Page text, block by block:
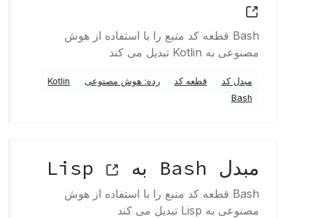
Bash قطعه کد منبع را با استفاده از هوش
مصنوعی به Kotlin تبدیل می کند
مبدل کد قطعه کد رده: هوش مصنوعی
Kotlin
Bash
مبدل Bash به Lisp
Bash قطعه کد منبع را با استفاده از هوش
مصنوعی به Lisp تبدیل می کند